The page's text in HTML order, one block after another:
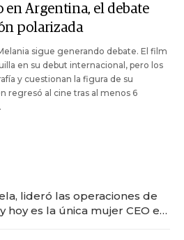
en Argentina, el debate
polarizada
sigue generando debate. El film
en su debut internacional, pero los
y cuestionan la figura de su
regresó al cine tras al menos 6
lideró las operaciones de
hoy es la única mujer CEO en